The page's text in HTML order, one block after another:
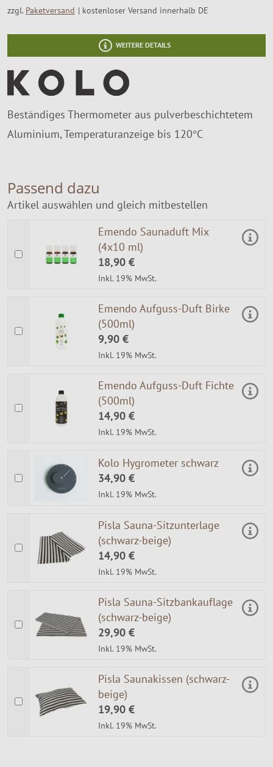
zzgl. Paketversand kostenloser Versand innerhalb DE
WEITERE DETAILS
Beständiges Thermometer aus pulverbeschichtetem
Aluminium, Temperaturanzeige bis 120°C
Passend dazu
Artikel auswählen und gleich mitbestellen
Emendo Saunaduft Mix
(4x10 ml)
18,90 €
Inkl. 19% MwSt.
Emendo Aufguss-Duft Birke
(500ml)
9,90 €
Inkl. 19% MwSt.
Emendo Aufguss-Duft Fichte
(500ml)
14,90 €
Inkl. 19% MwSt.
Kolo Hygrometer schwarz
34,90 €
Inkl. 19% MwSt.
Pisla Sauna-Sitzunterlage
(schwarz-beige)
14,90 €
Inkl. 19% MwSt.
Pisla Sauna-Sitzbankauflage
(schwarz-beige)
29,90 €
Inkl. 19% MwSt.
Pisla Saunakissen (schwarz-
beige)
19,90 €
Inkl. 19% MwSt.